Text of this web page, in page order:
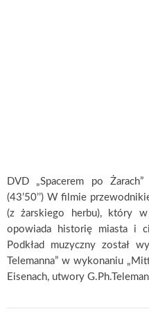
DVD „Spacerem po
(43’50’’) W filmie
(z żarskiego herbu), który
opowiada historię miasta i
Podkład muzyczny został
Telemanna” w wykonaniu
Eisenach, utwory